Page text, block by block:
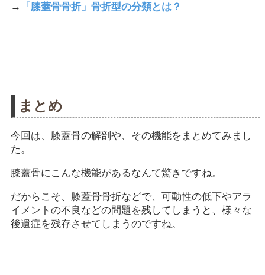
→
「膝蓋骨骨折」骨折型の分類とは？
まとめ
今回は、膝蓋骨の解剖や、その機能をまとめてみまし
た。
膝蓋骨にこんな機能があるなんて驚きですね。
だからこそ、膝蓋骨骨折などで、可動性の低下やアラ
イメントの不良などの問題を残してしまうと、様々な
後遺症を残存させてしまうのですね。